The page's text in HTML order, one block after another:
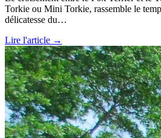
Torkie ou Mini Torkie, rassemble le
délicatesse du…
Lire l'article →